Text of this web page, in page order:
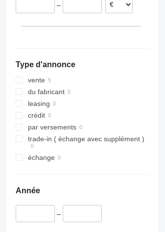
–
Type d'annonce
vente
du fabricant
leasing
crédit
par versements
trade-in ( échange avec supplément )
échange
Année
–